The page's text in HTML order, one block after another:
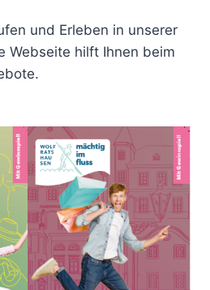
und Erleben in unserer
Webseite hilft Ihnen beim